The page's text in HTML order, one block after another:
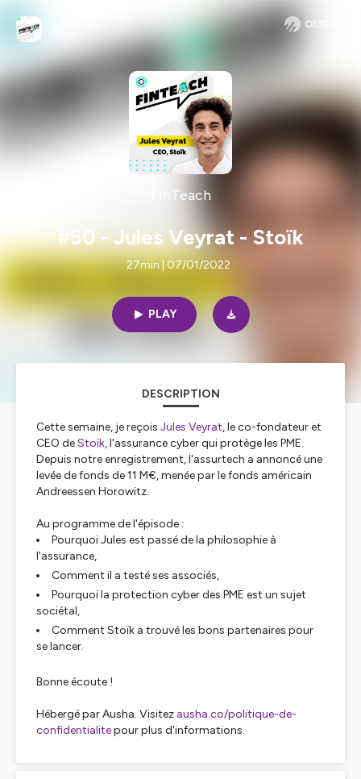
FinTeach
#50 - Jules Veyrat - Stoïk
27min | 07/01/2022
PLAY
DESCRIPTION
Cette semaine, je reçois Jules Veyrat, le co-fondateur et
CEO deStoïk, l'assurance cyber qui protège les PME.
Depuis notre enregistrement, l'assurtech a annoncé une
levée de fonds de 11 M€, menée par le fonds américain
Andreessen Horowitz.
Au programme de l'épisode :
Pourquoi Jules est passé de la philosophie à
l'assurance,
Comment il a testé ses associés,
Pourquoi la protection cyber des PME est un sujet
sociétal,
Comment Stoïk a trouvé les bons partenaires pour
se lancer.
Bonne écoute !
Hébergé par Ausha. Visitez ausha.co/politique-de-
confidentialitepour plus d'informations.